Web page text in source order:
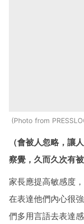
Photo from
（會被人忽略，讓
察覺，久而久次有
家長應提高敏感度
在表達他們內心很
們多用言語去表達感